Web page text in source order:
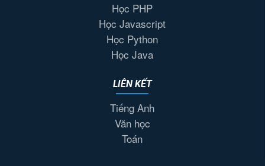
Học PHP
Học Javascript
Học Python
Học Java
LIÊN KẾT
Tiếng Anh
Văn học
Toán